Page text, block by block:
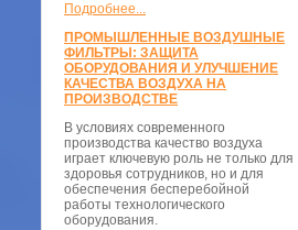
Подробнее...
ПРОМЫШЛЕННЫЕ ВОЗДУШНЫЕ
ФИЛЬТРЫ: ЗАЩИТА
ОБОРУДОВАНИЯ И УЛУЧШЕНИЕ
КАЧЕСТВА ВОЗДУХА НА
ПРОИЗВОДСТВЕ
В условиях современного
производства качество воздуха
играет ключевую роль не только для
здоровья сотрудников, но и для
обеспечения бесперебойной
работы технологического
оборудования.